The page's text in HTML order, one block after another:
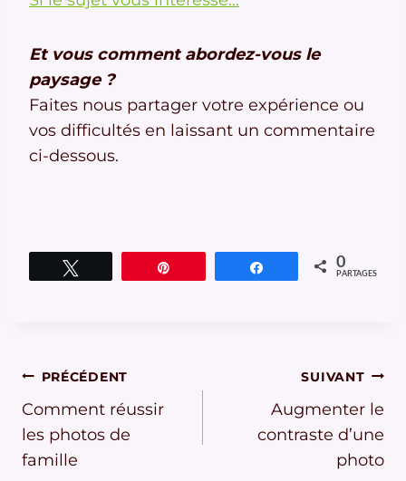
Et vous comment abordez-vous le
paysage ?
Faites nous partager votre expérience ou
vos difficultés en laissant un commentaire
ci-dessous.
Partagez 0
PARTAGES
Navigation
de
l’article
PRÉCÉDENT
Comment réussir
les photos de
famille
SUIVANT
Augmenter le
contraste d’une
photo